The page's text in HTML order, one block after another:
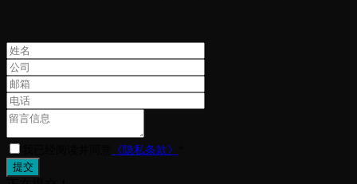
《隐私条款》